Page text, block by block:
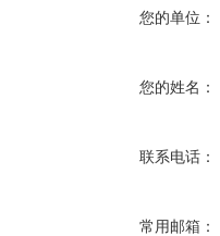
您的单位：
您的姓名：
联系电话：
常用邮箱：